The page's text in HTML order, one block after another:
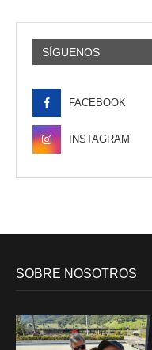
SÍGUENOS
FACEBOOK
INSTAGRAM
SOBRE NOSOTROS